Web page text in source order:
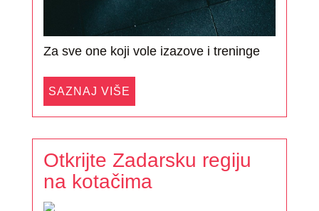
Za sve one koji vole izazove i treninge
SAZNAJ VIŠE
Otkrijte Zadarsku regiju
na kotačima